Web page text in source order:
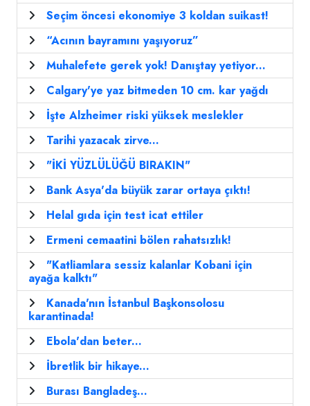
Seçim öncesi ekonomiye 3 koldan suikast!
“Acının bayramını yaşıyoruz”
Muhalefete gerek yok! Danıştay yetiyor...
Calgary'ye yaz bitmeden 10 cm. kar yağdı
İşte Alzheimer riski yüksek meslekler
Tarihi yazacak zirve...
"İKİ YÜZLÜLÜĞÜ BIRAKIN"
Bank Asya'da büyük zarar ortaya çıktı!
Helal gıda için test icat ettiler
Ermeni cemaatini bölen rahatsızlık!
"Katliamlara sessiz kalanlar Kobani için
ayağa kalktı"
Kanada'nın İstanbul Başkonsolosu
karantinada!
Ebola'dan beter...
İbretlik bir hikaye...
Burası Bangladeş...